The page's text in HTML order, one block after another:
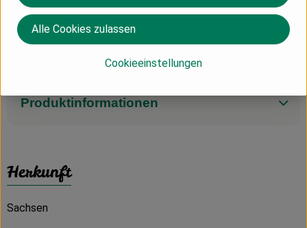
Kohlenhyrate: 6,8 g
davon Zucker: 4,6 g
Eiweiß: 3,4 g
Produktinformationen
Herkunft
Sachsen
Cookieeinstellungen
Alle Cookies zulassen